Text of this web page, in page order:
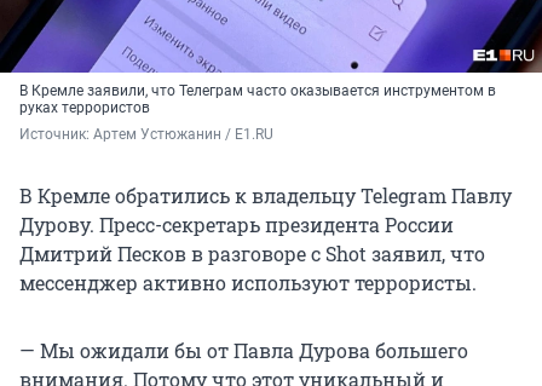
В Кремле заявили, что Телеграм часто оказывается инструментом в
руках террористов
Источник: Артем Устюжанин / E1.RU
В Кремле обратились к владельцу Telegram Павлу
Дурову. Пресс-секретарь президента России
Дмитрий Песков в разговоре с Shot заявил, что
мессенджер активно используют террористы.
— Мы ожидали бы от Павла Дурова большего
внимания. Потому что этот уникальный и